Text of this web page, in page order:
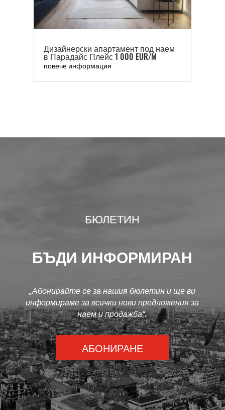
Дизайнерски апартамент под наем
в Парадайс Плейс 1 000 EUR/M
повече информация
БЮЛЕТИН
БЪДИ ИНФОРМИРАН
„Абонирайте се за нашия бюлетин и ще ви
информираме за всички нови предложения за
наем и продажба“.
АБОНИРАНЕ